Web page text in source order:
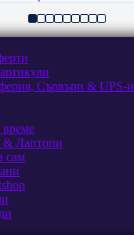
Сървъри & UPS-и
& Лаптопи
сам